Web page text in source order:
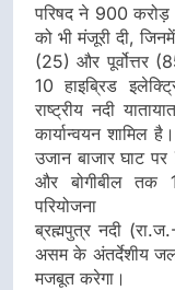
परिषद ने 900
को भी मंजूरी दी,
(25) और पूर्वोत्तर
10 हाइब्रिड
राष्ट्रीय नदी
कार्यान्वयन शामिल
उजान बाजार घाट
और बोगीबील तक
परियोजना
ब्रह्मपुत्र नदी
असम के अंतर्देशीय
मजबूत करेगा।